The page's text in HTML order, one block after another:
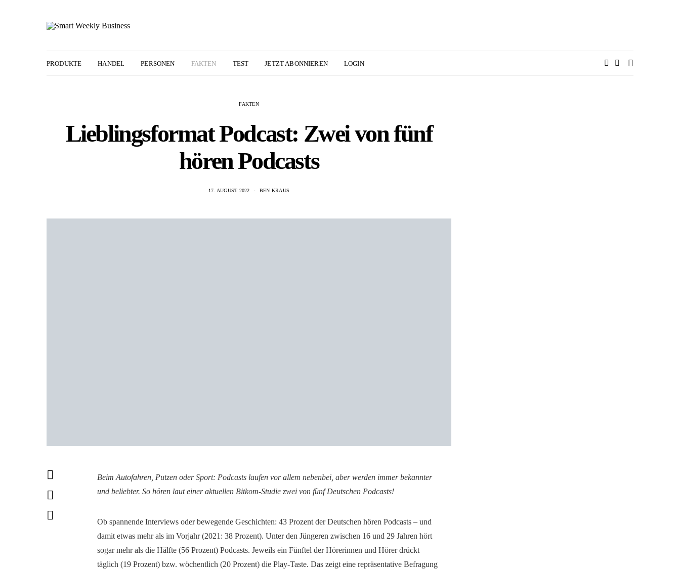
PRODUKTE HANDEL PERSONEN FAKTEN TEST JETZT ABONNIEREN LOGIN
FAKTEN
Lieblingsformat Podcast: Zwei von fünf
hören Podcasts
17. AUGUST 2022 BEN KRAUS
Beim Autofahren, Putzen oder Sport: Podcasts laufen vor allem nebenbei, aber werden immer bekannter
und beliebter. So hören laut einer aktuellen Bitkom-Studie zwei von fünf Deutschen Podcasts!
Ob spannende Interviews oder bewegende Geschichten: 43 Prozent der Deutschen hören Podcasts – und
damit etwas mehr als im Vorjahr (2021: 38 Prozent). Unter den Jüngeren zwischen 16 und 29 Jahren hört
sogar mehr als die Hälfte (56 Prozent) Podcasts. Jeweils ein Fünftel der Hörerinnen und Hörer drückt
täglich (19 Prozent) bzw. wöchentlich (20 Prozent) die Play-Taste. Das zeigt eine repräsentative Befragung